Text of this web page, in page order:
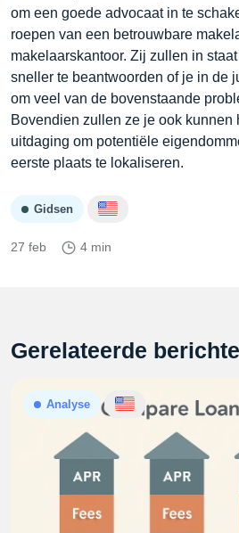
om een goede advocaat in te
roepen van een betrouwbare
makelaarskantoor. Zij zullen in
sneller te beantwoorden of je in de
om veel van de bovenstaande
Bovendien zullen ze je ook
uitdaging om potentiële
eerste plaats te lokaliseren.
Gidsen
27 feb 4 min
Gerelateerde
Analyse